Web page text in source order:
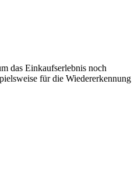
das Einkaufserlebnis noch
für die Wiedererkennung